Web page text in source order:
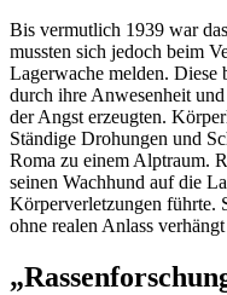
Bis vermutlich 1939 war
mussten sich jedoch beim
Lagerwache melden. Diese
durch ihre Anwesenheit
der Angst erzeugten.
Ständige Drohungen und
Roma zu einem Alptraum.
seinen Wachhund auf die
Körperverletzungen
ohne realen Anlass